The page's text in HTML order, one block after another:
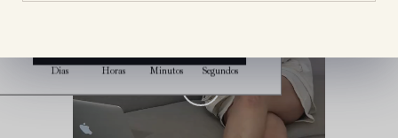
Dias Horas Minutos Segundos